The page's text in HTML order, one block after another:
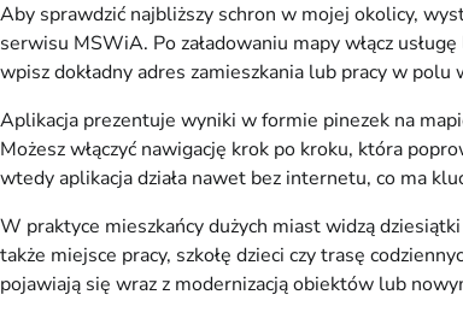
Aby sprawdzić najbliższy schron w mojej okolicy,
serwisu MSWiA. Po załadowaniu mapy włącz
wpisz dokładny adres zamieszkania lub pracy w polu
Aplikacja prezentuje wyniki w formie pinezek na
Możesz włączyć nawigację krok po kroku, która
wtedy aplikacja działa nawet bez internetu, co ma
W praktyce mieszkańcy dużych miast widzą
także miejsce pracy, szkołę dzieci czy trasę
pojawiają się wraz z modernizacją obiektów lub